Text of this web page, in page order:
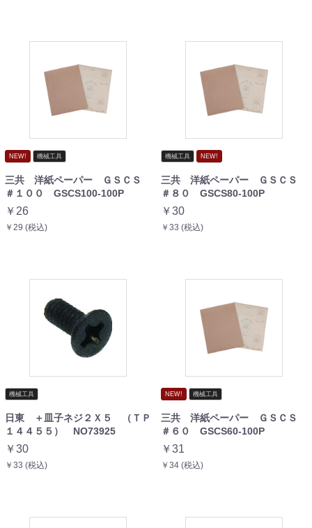
NEW! 機械工具
三共 洋紙ペーパー ＧＳＣＳ
＃１００ GSCS100-100P
￥26
￥29 (税込)
機械工具 NEW!
三共 洋紙ペーパー ＧＳＣＳ
＃８０ GSCS80-100P
￥30
￥33 (税込)
機械工具
日東 ＋皿子ネジ２Ｘ５ （ＴＰ
１４４５５） NO73925
￥30
￥33 (税込)
NEW! 機械工具
三共 洋紙ペーパー ＧＳＣＳ
＃６０ GSCS60-100P
￥31
￥34 (税込)